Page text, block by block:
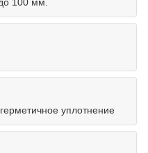
100 мм.
уплотнение